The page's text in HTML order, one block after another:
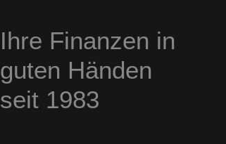
Ihre Finanzen in
guten Händen
seit 1983